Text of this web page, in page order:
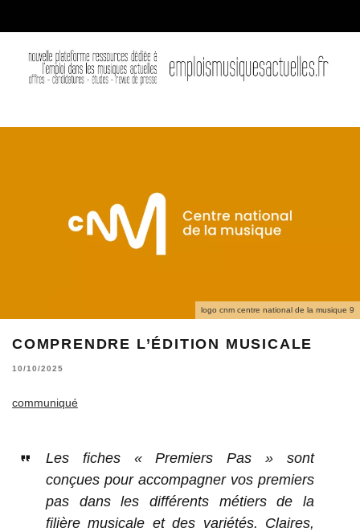
logo cnm centre national de la musique 9
COMPRENDRE L’ÉDITION MUSICALE
10/10/2025
communiqué
Les fiches « Premiers Pas » sont
conçues pour accompagner vos premiers
pas dans les différents métiers de la
filière musicale et des variétés. Claires,